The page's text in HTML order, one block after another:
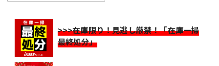
>>>在庫限り！見逃し厳禁！「在庫一掃
最終処分」